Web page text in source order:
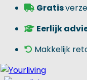
Gratis
Eerlijk
Makkelijk